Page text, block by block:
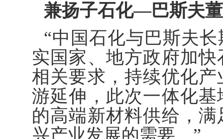
兼扬子石化—巴斯夫
“中国石化与巴斯夫
实国家、地方政府加
相关要求，持续优化
游延伸，此次一体化
的高端新材料供给，
兴产业发展的需要。”